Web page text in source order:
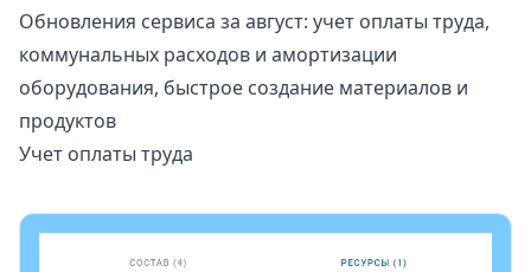
Обновления сервиса за август: учет оплаты труда,
коммунальных расходов и амортизации
оборудования, быстрое создание материалов и
продуктов
Учет оплаты труда